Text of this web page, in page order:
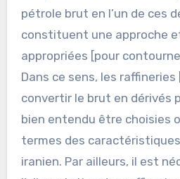
pétrole brut en l’un de ces
constituent une approche
appropriées [pour
Dans ce sens, les raffineries
convertir le brut en dérivés
bien entendu être choisies
termes des
iranien. Par ailleurs, il est